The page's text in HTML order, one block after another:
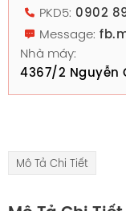
PKD5: 0902
Message:
Nhà máy:
4367/2 Nguyễn
Mô Tả Chi Tiết